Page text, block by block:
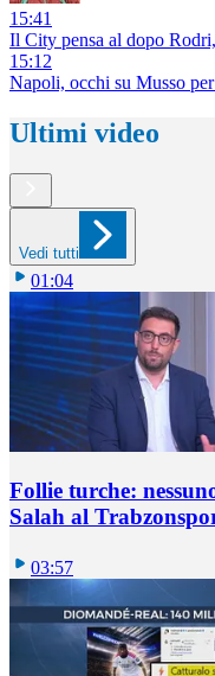
15:41
Il City pensa al dopo
15:12
Napoli, occhi su Musso
Ultimi video
Vedi tutti
01:04
Follie turche:
Salah al
03:57